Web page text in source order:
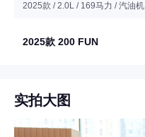
2025款 / 2.0L / 169马力 / 汽油机
2025款 200 FUN
实拍大图